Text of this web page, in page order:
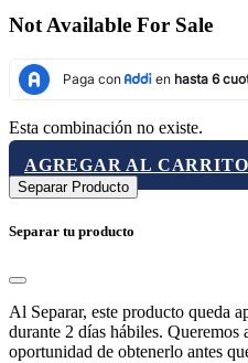
Not Available For Sale
Esta combinación no existe.
AGREGAR AL CARRITO
Separar Producto
Separar tu producto
Al Separar, este producto queda
durante 2 días hábiles. Queremos
oportunidad de obtenerlo antes